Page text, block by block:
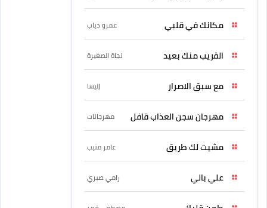
مكانك في قلبي عمرو دياب
القريب منك بعيد نجاة الصغيرة
مع سبق الاصرار إليسا
مهرجان سجن العذاب قافل مهرجانات
مشيت لك طريق عامر منيب
علي بالي رامي صبري